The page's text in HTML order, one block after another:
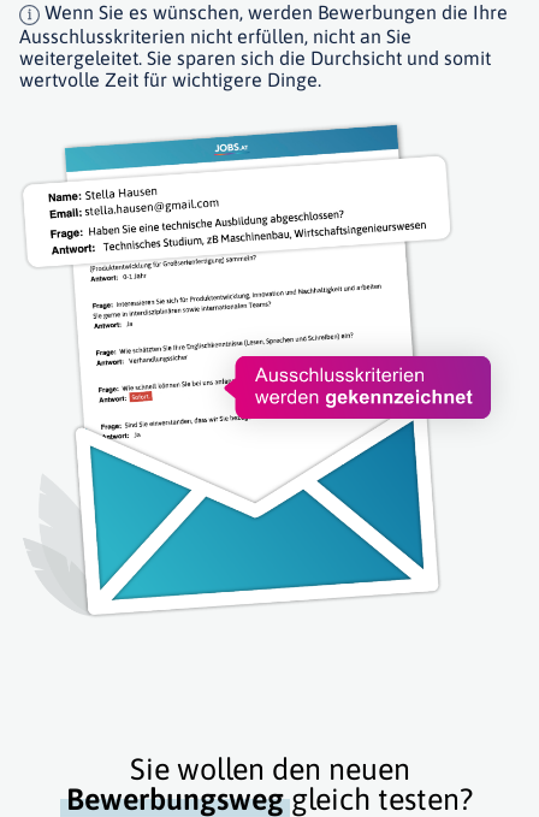
Wenn Sie es wünschen, werden Bewerbungen die Ihre
Ausschlusskriterien nicht erfüllen, nicht an Sie
weitergeleitet. Sie sparen sich die Durchsicht und somit
wertvolle Zeit für wichtigere Dinge.
Sie wollen den neuen
Bewerbungsweggleich testen?